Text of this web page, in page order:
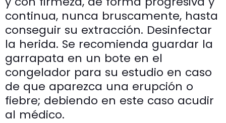
continua, nunca bruscamente, hasta
conseguir su extracción. Desinfectar
la herida. Se recomienda guardar la
garrapata en un bote en el
congelador para su estudio en caso
de que aparezca una erupción o
fiebre; debiendo en este caso acudir
al médico.